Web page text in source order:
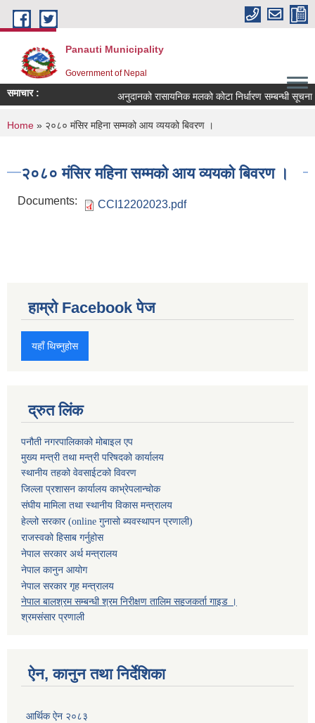
Skip to main content
Panauti Municipality
Government of Nepal
समाचार : अनुदानको रासायनिक मलको कोटा निर्धारण सम्बन्धी सूचना
You are here
Home » २०८० मंसिर महिना सम्मको आय व्ययको बिवरण ।
२०८० मंसिर महिना सम्मको आय व्ययको बिवरण ।
Documents: CCI12202023.pdf
हाम्रो Facebook पेज
यहाँ थिच्नुहोस
द्रुत लिंक
पनौती नगरपालिकाको मोबाइल एप
मुख्य मन्त्री तथा मन्त्री परिषदको कार्यालय
स्थानीय तहको वेवसाईटको विवरण
जिल्ला प्रशासन कार्यालय काभ्रेपलान्चोक
संघीय मामिला तथा स्थानीय विकास मन्त्रालय
हेल्लो सरकार (online गुनासो ब्यवस्थापन प्रणाली)
राजस्वको हिसाब गर्नुहोस
नेपाल सरकार अर्थ मन्त्रालय
नेपाल कानुन आयोग
नेपाल सरकार गृह मन्त्रालय
नेपाल बालश्रम सम्बन्धी श्रम निरीक्षण तालिम सहजकर्ता गाइड ।
श्रमसंसार प्रणाली
ऐन, कानुन तथा निर्देशिका
आर्थिक ऐन २०८३